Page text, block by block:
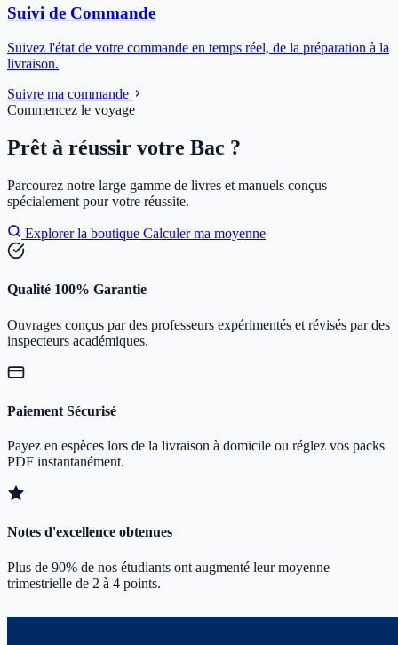
Suivi de Commande
Suivez l'état de votre commande en temps réel, de la préparation à la
livraison.
Suivre ma commande
Commencez le voyage
Prêt à réussir votre Bac ?
Parcourez notre large gamme de livres et manuels conçus
spécialement pour votre réussite.
Explorer la boutique Calculer ma moyenne
Qualité 100% Garantie
Ouvrages conçus par des professeurs expérimentés et révisés par des
inspecteurs académiques.
Paiement Sécurisé
Payez en espèces lors de la livraison à domicile ou réglez vos packs
PDF instantanément.
Notes d'excellence obtenues
Plus de 90% de nos étudiants ont augmenté leur moyenne
trimestrielle de 2 à 4 points.